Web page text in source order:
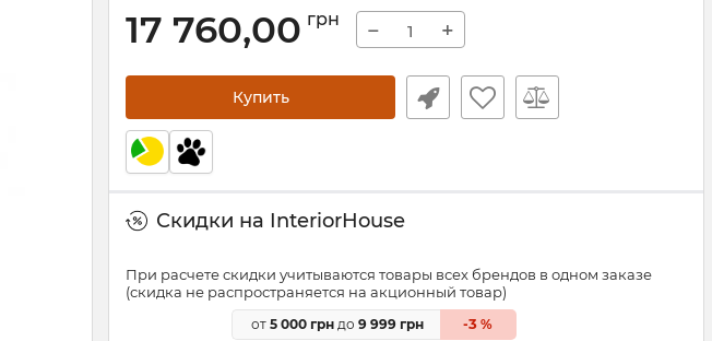
17 760,00 грн − +
Купить
Скидки на InteriorHouse
При расчете скидки учитываются товары всех брендов в одном заказе
(скидка не распространяется на акционный товар)
от 5 000 грн до 9 999 грн -3 %